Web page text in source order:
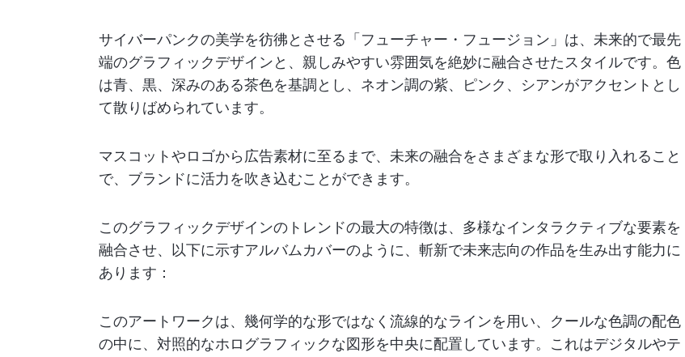
サイバーパンクの美学を彷彿とさせる「フューチャー・フュージョン」は、未来的で最先
端のグラフィックデザインと、親しみやすい雰囲気を絶妙に融合させたスタイルです。色
は青、黒、深みのある茶色を基調とし、ネオン調の紫、ピンク、シアンがアクセントとし
て散りばめられています。
マスコットやロゴから広告素材に至るまで、未来の融合をさまざまな形で取り入れること
で、ブランドに活力を吹き込むことができます。
このグラフィックデザインのトレンドの最大の特徴は、多様なインタラクティブな要素を
融合させ、以下に示すアルバムカバーのように、斬新で未来志向の作品を生み出す能力に
あります：
このアートワークは、幾何学的な形ではなく流線的なラインを用い、クールな色調の配色
の中に、対照的なホログラフィックな図形を中央に配置しています。これはデジタルやテ